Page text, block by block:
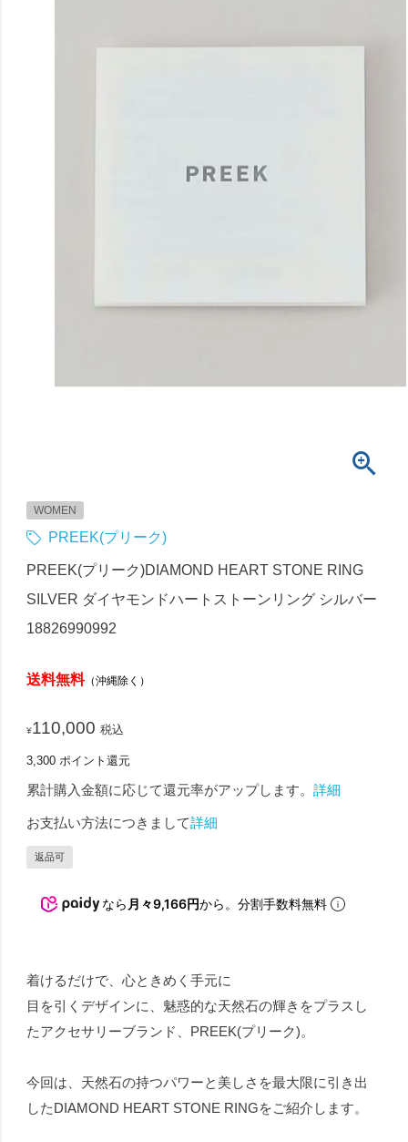
WOMEN
PREEK(プリーク)
PREEK(プリーク)DIAMOND HEART STONE RING
SILVER ダイヤモンドハートストーンリング シルバー
18826990992
送料無料（沖縄除く）
¥110,000 税込
3,300 ポイント還元
累計購入金額に応じて還元率がアップします。詳細
お支払い方法につきまして詳細
返品可
なら 月々9,166円から。分割手数料無料
着けるだけで、心ときめく手元に
目を引くデザインに、魅惑的な天然石の輝きをプラスし
たアクセサリーブランド、PREEK(プリーク)。
今回は、天然石の持つパワーと美しさを最大限に引き出
したDIAMOND HEART STONE RINGをご紹介します。